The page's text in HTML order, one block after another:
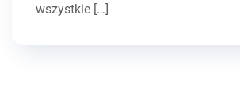
wszystkie […]